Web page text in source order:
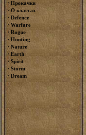
·Прокачки
·О классах
·Defence
· Warfare
·Rogue
· Hunting
·Nature
·Earth
·Spirit
· Storm
·Dream